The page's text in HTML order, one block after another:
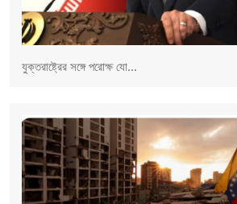
যুক্তরাষ্ট্রের সঙ্গে পরোক্ষ যো...